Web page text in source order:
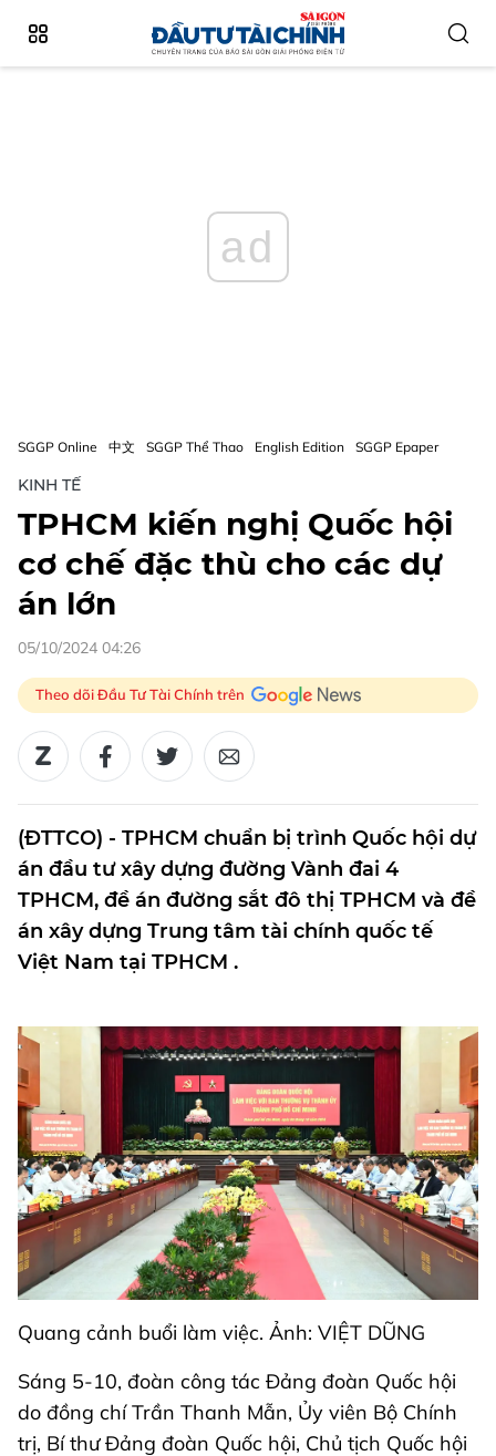
ad
SGGP Online 中文 SGGP Thể Thao English Edition SGGP Epaper
KINH TẾ
TPHCM kiến nghị Quốc hội
cơ chế đặc thù cho các dự
án lớn
05/10/2024 04:26
Theo dõi Đầu Tư Tài Chính trên
(ĐTTCO) - TPHCM chuẩn bị trình Quốc hội dự
án đầu tư xây dựng đường Vành đai 4
TPHCM, đề án đường sắt đô thị TPHCM và đề
án xây dựng Trung tâm tài chính quốc tế
Việt Nam tại TPHCM .
Quang cảnh buổi làm việc. Ảnh: VIỆT DŨNG
Sáng 5-10, đoàn công tác Đảng đoàn Quốc hội
do đồng chí Trần Thanh Mẫn, Ủy viên Bộ Chính
trị, Bí thư Đảng đoàn Quốc hội, Chủ tịch Quốc hội